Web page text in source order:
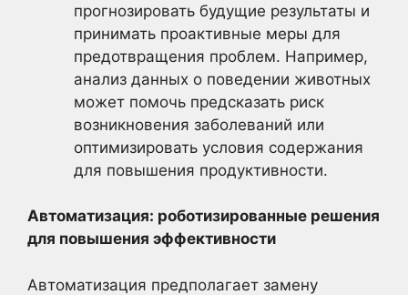
прогнозировать будущие результаты и
принимать проактивные меры для
предотвращения проблем. Например,
анализ данных о поведении животных
может помочь предсказать риск
возникновения заболеваний или
оптимизировать условия содержания
для повышения продуктивности.
Автоматизация: роботизированные решения
для повышения эффективности
Автоматизация предполагает замену